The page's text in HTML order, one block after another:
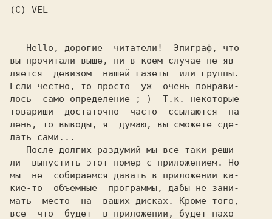
(C) VEL
вы прочитали выше, ни в коем случае не яв-
ляется  девизом  нашей газеты  или группы.
Если честно, то просто  уж  очень понрави-
лось  само определение ;-)  Т.к. некоторые
товариши  достаточно  часто  ссылаются  на
лень, то выводы, я  думаю, вы сможете сде-
лать сами...
ли  выпустить этот номер с приложением. Но
мы  не  собираемся давать в приложении ка-
кие-то  объемные  программы, дабы не зани-
мать  место  на  ваших дисках. Кроме того,
все  что  будет  в приложении, будет нахо-